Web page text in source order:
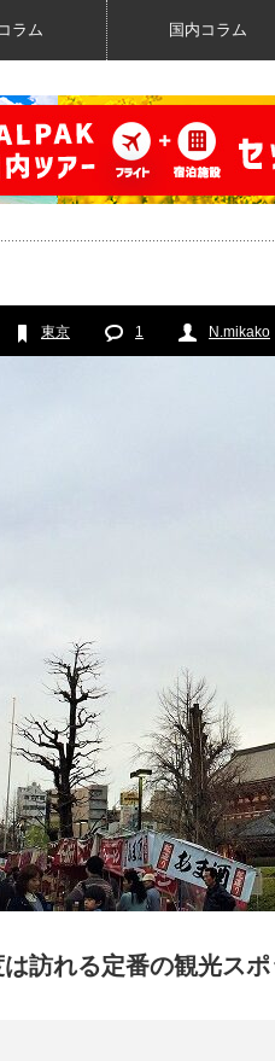
ラム 国内コラム
東京 1 N.mikako
訪れる定番の観光ス